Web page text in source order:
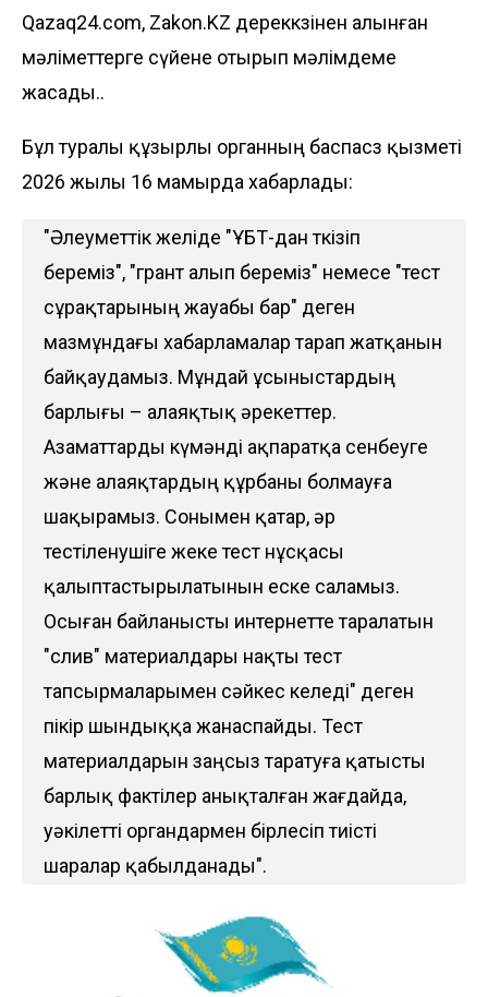
Qazaq24.com, Zakon.KZ дереккөзінен алынған
мәліметтерге сүйене отырып мәлімдеме
жасады..
Бұл туралы құзырлы органның баспасөз қызметі
2026 жылы 16 мамырда хабарлады:
"Әлеуметтік желіде "ҰБТ-дан өткізіп
береміз", "грант алып береміз" немесе "тест
сұрақтарының жауабы бар" деген
мазмұндағы хабарламалар тарап жатқанын
байқаудамыз. Мұндай ұсыныстардың
барлығы – алаяқтық әрекеттер.
Азаматтарды күмәнді ақпаратқа сенбеуге
және алаяқтардың құрбаны болмауға
шақырамыз. Сонымен қатар, әр
тестіленушіге жеке тест нұсқасы
қалыптастырылатынын еске саламыз.
Осыған байланысты интернетте таралатын
"слив" материалдары нақты тест
тапсырмаларымен сәйкес келеді" деген
пікір шындыққа жанаспайды. Тест
материалдарын заңсыз таратуға қатысты
барлық фактілер анықталған жағдайда,
уәкілетті органдармен бірлесіп тиісті
шаралар қабылданады".